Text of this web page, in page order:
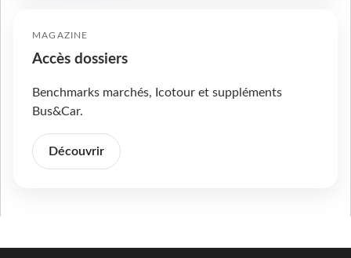
MAGAZINE
Accès dossiers
Benchmarks marchés, Icotour et suppléments
Bus&Car.
Découvrir